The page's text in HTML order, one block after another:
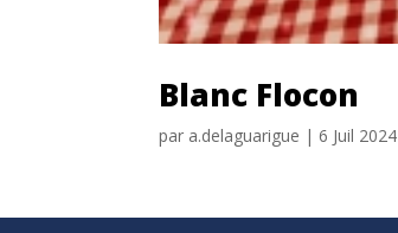
Blanc Flocon
par a.delaguarigue |6 Juil 2024